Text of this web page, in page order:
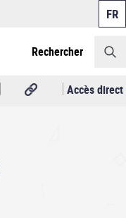
Rechercher
Accès direct